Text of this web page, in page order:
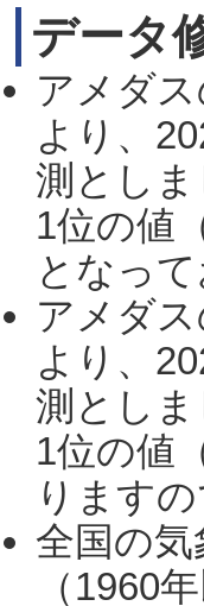
データ
アメダ
より、
測とし
1位の値
となっ
アメダ
より、
測とし
1位の値
ります
全国の
（1960